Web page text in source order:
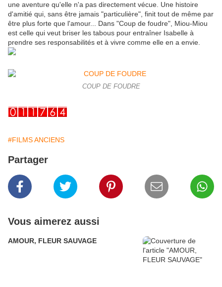
une aventure qu'elle n'a pas directement vécue. Une histoire
d'amitié qui, sans être jamais "particulière", finit tout de même par
être plus forte que l'amour... Dans "Coup de foudre", Miou-Miou
est celle qui veut briser les tabous pour entraîner Isabelle à
prendre ses responsabilités et à vivre comme elle en a envie.
COUP DE FOUDRE
#FILMS ANCIENS
Partager
Vous aimerez aussi
AMOUR, FLEUR SAUVAGE